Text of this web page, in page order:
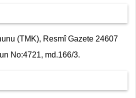
(TMK), Resmî Gazete 24607
No:4721, md.166/3.